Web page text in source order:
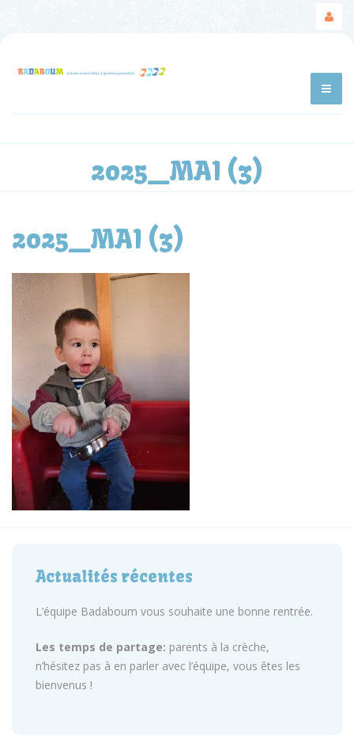
2025_MAI (3)
2025_MAI (3)
Actualités récentes
L’équipe Badaboum vous souhaite une bonne rentrée.
Les temps de partage: parents à la crèche,
n’hésitez pas à en parler avec l’équipe, vous êtes les
bienvenus !